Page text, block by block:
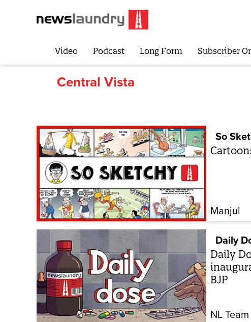
Video Podcast Long Form Subscriber
Central Vista
So
Manjul
Daily
Daily
BJP
NL Team